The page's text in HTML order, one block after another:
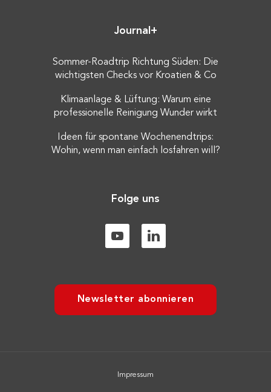
Journal+
Sommer-Roadtrip Richtung Süden: Die
wichtigsten Checks vor Kroatien & Co
Klimaanlage & Lüftung: Warum eine
professionelle Reinigung Wunder wirkt
Ideen für spontane Wochenendtrips:
Wohin, wenn man einfach losfahren will?
Folge uns
Newsletter abonnieren
Impressum